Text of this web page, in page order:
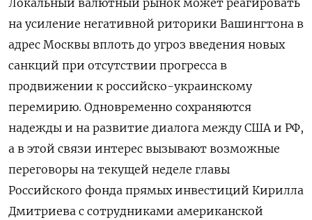
Локальный валютный рынок может реагировать
на усиление негативной риторики Вашингтона в
адрес Москвы вплоть до угроз введения новых
санкций при отсутствии прогресса в
продвижении к российско-украинскому
перемирию. Одновременно сохраняются
надежды и на развитие диалога между США и РФ,
а в этой связи интерес вызывают возможные
переговоры на текущей неделе главы
Российского фонда прямых инвестиций Кирилла
Дмитриева с сотрудниками американской